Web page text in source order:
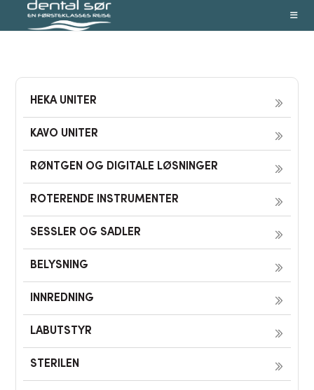
HEKA UNITER
KAVO UNITER
RØNTGEN OG DIGITALE LØSNINGER
ROTERENDE INSTRUMENTER
SESSLER OG SADLER
BELYSNING
INNREDNING
LABUTSTYR
STERILEN